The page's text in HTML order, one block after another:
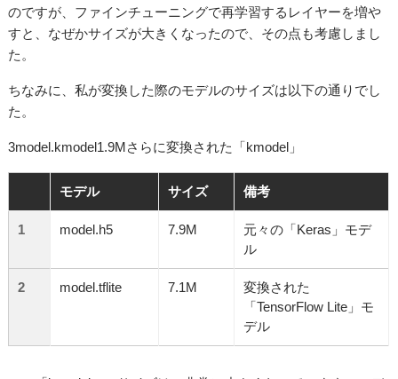
のですが、ファインチューニングで再学習するレイヤーを増や
すと、なぜかサイズが大きくなったので、その点も考慮しまし
た。
ちなみに、私が変換した際のモデルのサイズは以下の通りでし
た。
3model.kmodel1.9Mさらに変換された「kmodel」
モデル サイズ 備考
1 model.h5 7.9M
元々の「Keras」モデ
ル
2 model.tflite 7.1M
変換された
「TensorFlow Lite」モ
デル